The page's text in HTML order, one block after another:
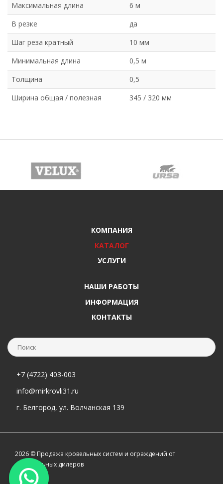
Максимальная длина
6 м
В резке
да
Шаг реза кратный
10 мм
Минимальная длина
0,5 м
Толщина
0,5
Ширина общая / полезная
345 / 320 мм
КОМПАНИЯ
КАТАЛОГ
УСЛУГИ
НАШИ РАБОТЫ
ИНФОРМАЦИЯ
КОНТАКТЫ
+7 (4722) 403-003
info@mirkrovli31.ru
г. Белгород, ул. Волчанская 139
2026 © Продажа кровельных систем и ограждений от
официальных дилеров